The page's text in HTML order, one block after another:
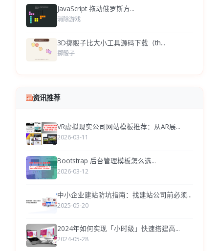
JavaScript 拖动俄罗斯方...
消除游戏
3D掷骰子比大小工具源码下载（th...
掷骰子
资讯推荐
VR虚拟现实公司网站模板推荐：从AR展...
2026-03-11
Bootstrap 后台管理模板怎么选...
2026-03-12
中小企业建站防坑指南：找建站公司前必须...
2025-05-20
2024年如何实现「小时级」快速搭建高...
2024-05-28